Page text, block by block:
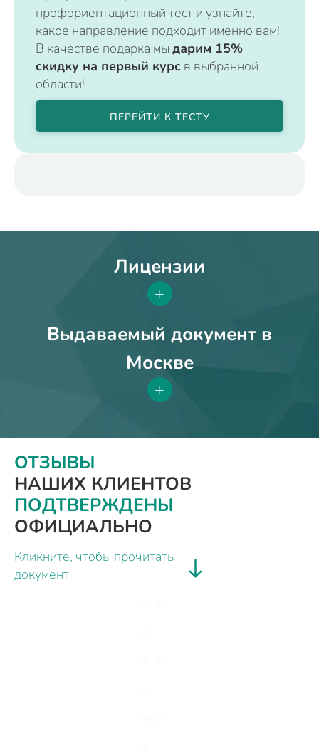
профориентационный тест и узнайте,
какое направление подходит именно вам!
В качестве подарка мы дарим 15%
скидку на первый курс в выбранной
области!
ПЕРЕЙТИ К ТЕСТУ
Лицензии
+
Выдаваемый документ в
Москве
+
ОТЗЫВЫ
НАШИХ КЛИЕНТОВ
ПОДТВЕРЖДЕНЫ
ОФИЦИАЛЬНО
Кликните, чтобы прочитать
документ